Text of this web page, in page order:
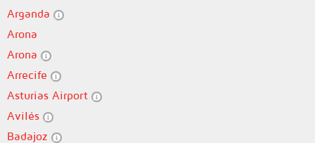
Arganda
Arona
Arona
Arrecife
Asturias Airport
Avilés
Badajoz